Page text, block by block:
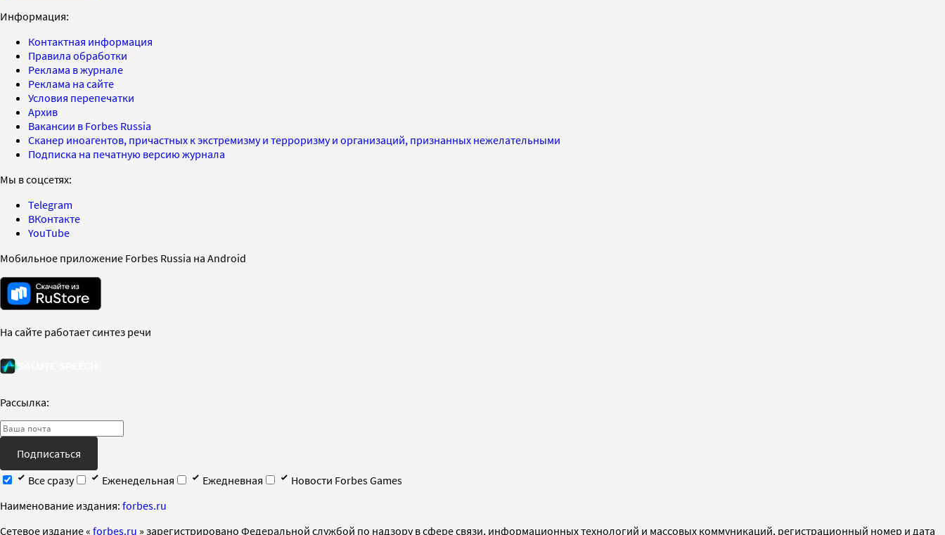
Информация:
Контактная информация
Правила обработки
Реклама в журнале
Реклама на сайте
Условия перепечатки
Архив
Вакансии в Forbes Russia
Сканер иноагентов, причастных к экстремизму и терроризму и организаций, признанных нежелательными
Подписка на печатную версию журнала
Мы в соцсетях:
Telegram
ВКонтакте
YouTube
Мобильное приложение Forbes Russia на Android
На сайте работает синтез речи
Рассылка:
Подписаться
Все сразу
Еженедельная Ежедневная
Новости Forbes Games
Наименование издания: forbes.ru
Cетевое издание « forbes.ru » зарегистрировано Федеральной службой по надзору в сфере связи, информационных технологий и массовых коммуникаций, регистрационный номер и дата